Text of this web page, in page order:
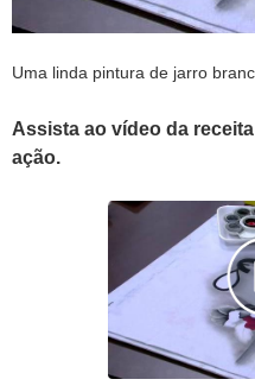
Uma linda pintura de jarro
Assista ao vídeo da
ação.